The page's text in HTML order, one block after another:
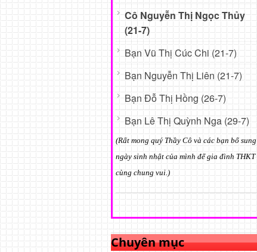
Cô Nguyễn Thị Ngọc Thủy
(21-7)
Bạn Vũ Thị Cúc Chi (21-7)
Bạn Nguyễn Thị Liên (21-7)
Bạn Đỗ Thị Hồng (26-7)
Bạn Lê Thị Quỳnh Nga (29-7)
(Rất mong quý Thầy Cô và các bạn bổ sung
ngày sinh nhật của mình để gia đình THKT
cùng chung vui.)
Chuyên mục